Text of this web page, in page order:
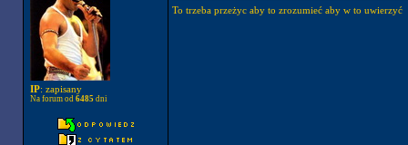
IP: zapisany
Na forum od 6485dni
To trzeba przeżyc aby to zrozumieć aby w to uwierzyć